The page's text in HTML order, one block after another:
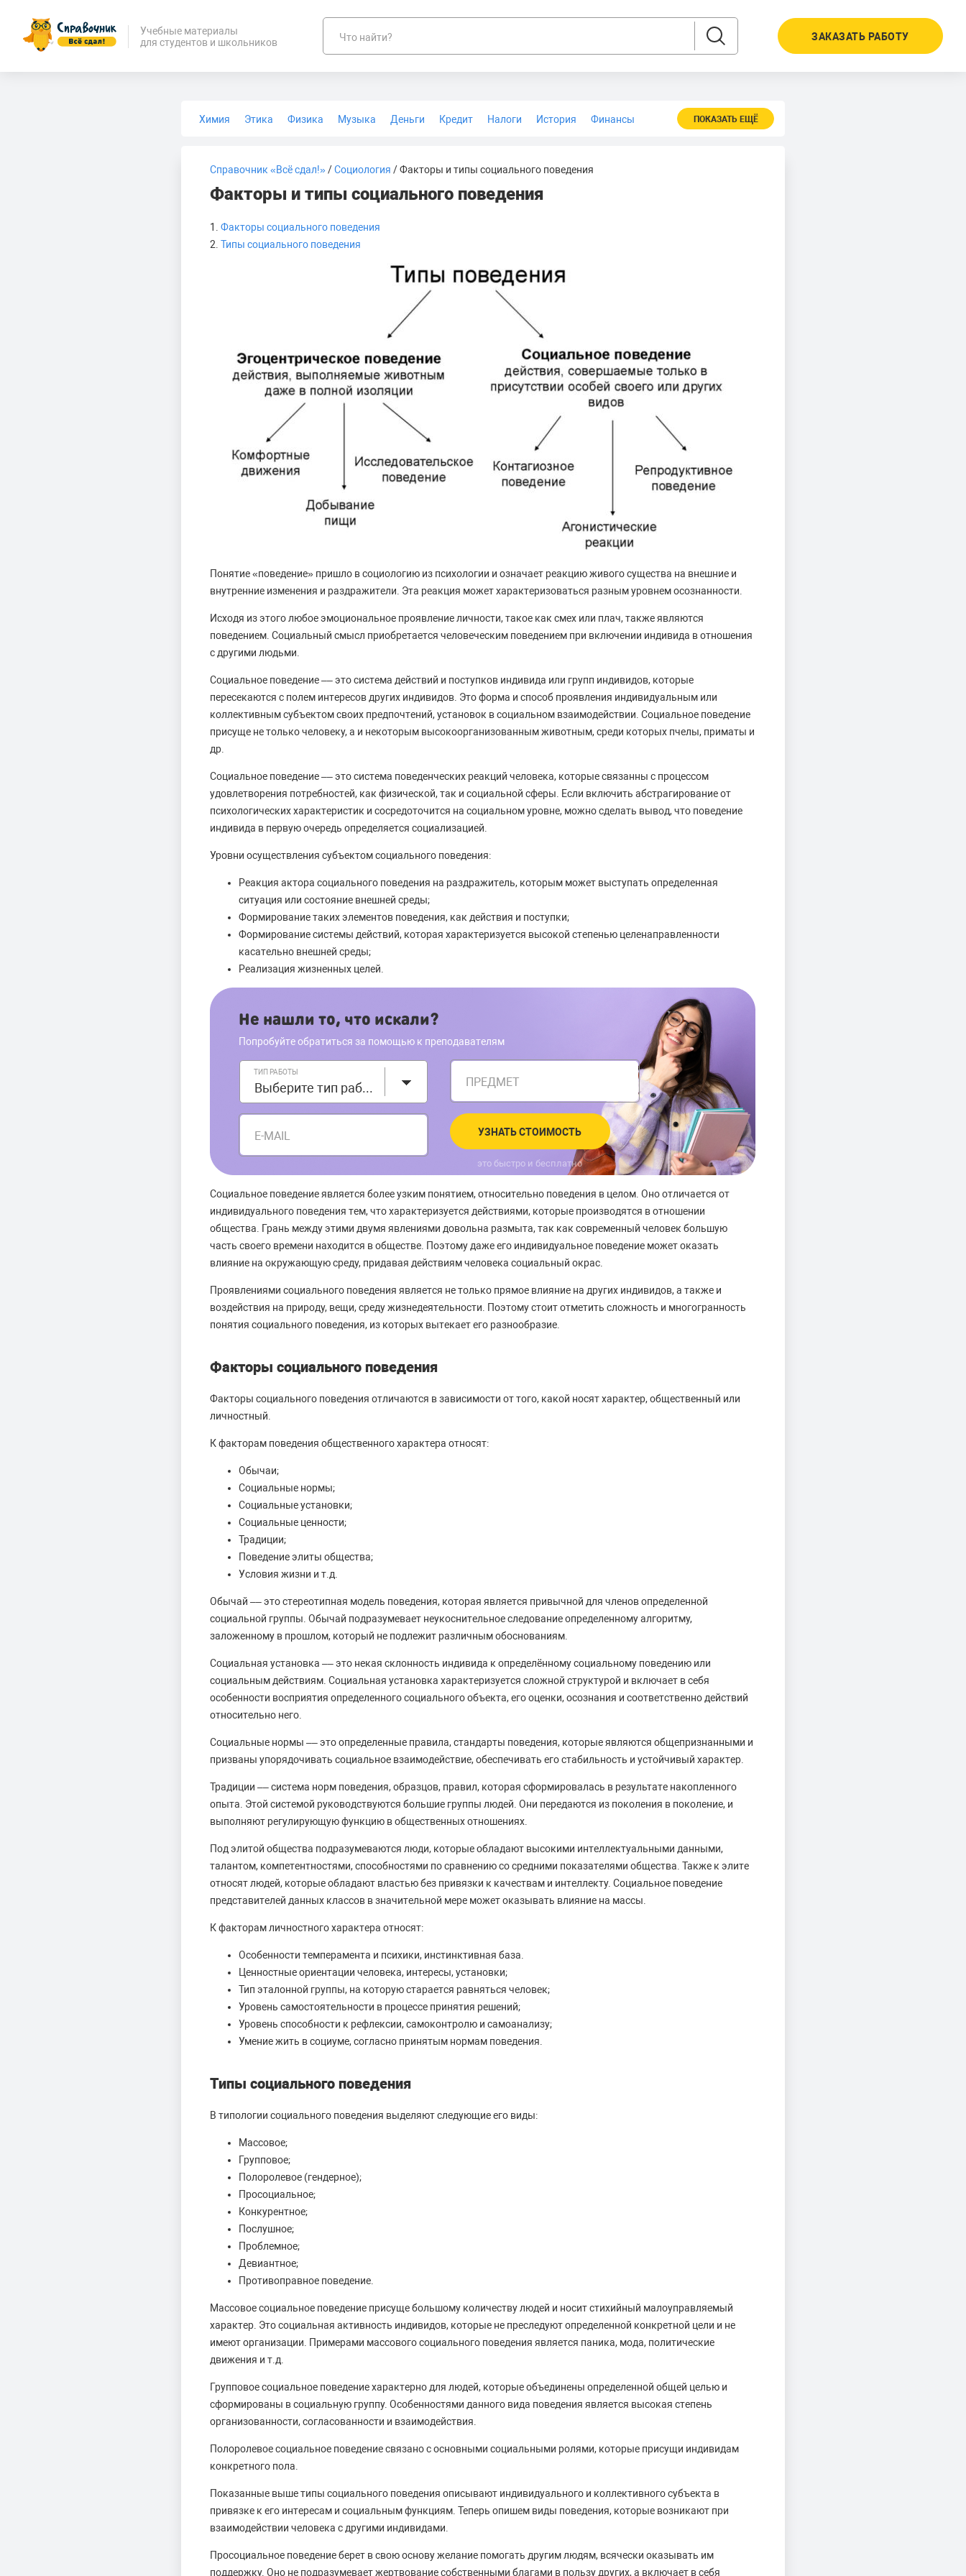
Учебные материалы
для студентов и школьников
Что найти? ЗАКАЗАТЬ РАБОТУ
Химия Этика Физика Музыка Деньги Кредит Налоги История
Финансы
ПОКАЗАТЬ ЕЩЁ
Справочник «Всё сдал!»/Социология / Факторы и типы социального поведения
Факторы и типы социального поведения
1. Факторы социального поведения
2. Типы социального поведения
Понятие «поведение» пришло в социологию из психологии и означает реакцию живого существа на внешние и
внутренние изменения и раздражители. Эта реакция может характеризоваться разным уровнем осознанности.
Исходя из этого любое эмоциональное проявление личности, такое как смех или плач, также являются
поведением. Социальный смысл приобретается человеческим поведением при включении индивида в отношения
с другими людьми.
Социальное поведение –– это система действий и поступков индивида или групп индивидов, которые
пересекаются с полем интересов других индивидов. Это форма и способ проявления индивидуальным или
коллективным субъектом своих предпочтений, установок в социальном взаимодействии. Социальное поведение
присуще не только человеку, а и некоторым высокоорганизованным животным, среди которых пчелы, приматы и
др.
Социальное поведение –– это система поведенческих реакций человека, которые связанны с процессом
удовлетворения потребностей, как физической, так и социальной сферы. Если включить абстрагирование от
психологических характеристик и сосредоточится на социальном уровне, можно сделать вывод, что поведение
индивида в первую очередь определяется социализацией.
Уровни осуществления субъектом социального поведения:
Реакция актора социального поведения на раздражитель, которым может выступать определенная
ситуация или состояние внешней среды;
Формирование таких элементов поведения, как действия и поступки;
Формирование системы действий, которая характеризуется высокой степенью целенаправленности
касательно внешней среды;
Реализация жизненных целей.
Не нашли то, что искали?
Попробуйте обратиться за помощью к преподавателям
ТИП РАБОТЫ
Выберите тип работы ПРЕДМЕТ
E-MAIL УЗНАТЬ СТОИМОСТЬ
это быстро и бесплатно
Социальное поведение является более узким понятием, относительно поведения в целом. Оно отличается от
индивидуального поведения тем, что характеризуется действиями, которые производятся в отношении
общества. Грань между этими двумя явлениями довольна размыта, так как современный человек большую
часть своего времени находится в обществе. Поэтому даже его индивидуальное поведение может оказать
влияние на окружающую среду, придавая действиям человека социальный окрас.
Проявлениями социального поведения является не только прямое влияние на других индивидов, а также и
воздействия на природу, вещи, среду жизнедеятельности. Поэтому стоит отметить сложность и многогранность
понятия социального поведения, из которых вытекает его разнообразие.
Факторы социального поведения
Факторы социального поведения отличаются в зависимости от того, какой носят характер, общественный или
личностный.
К факторам поведения общественного характера относят:
Обычаи;
Социальные нормы;
Социальные установки;
Социальные ценности;
Традиции;
Поведение элиты общества;
Условия жизни и т.д.
Обычай –– это стереотипная модель поведения, которая является привычной для членов определенной
социальной группы. Обычай подразумевает неукоснительное следование определенному алгоритму,
заложенному в прошлом, который не подлежит различным обоснованиям.
Социальная установка –– это некая склонность индивида к определённому социальному поведению или
социальным действиям. Социальная установка характеризуется сложной структурой и включает в себя
особенности восприятия определенного социального объекта, его оценки, осознания и соответственно действий
относительно него.
Социальные нормы –– это определенные правила, стандарты поведения, которые являются общепризнанными и
призваны упорядочивать социальное взаимодействие, обеспечивать его стабильность и устойчивый характер.
Традиции –– система норм поведения, образцов, правил, которая сформировалась в результате накопленного
опыта. Этой системой руководствуются большие группы людей. Они передаются из поколения в поколение, и
выполняют регулирующую функцию в общественных отношениях.
Под элитой общества подразумеваются люди, которые обладают высокими интеллектуальными данными,
талантом, компетентностями, способностями по сравнению со средними показателями общества. Также к элите
относят людей, которые обладают властью без привязки к качествам и интеллекту. Социальное поведение
представителей данных классов в значительной мере может оказывать влияние на массы.
К факторам личностного характера относят:
Особенности темперамента и психики, инстинктивная база.
Ценностные ориентации человека, интересы, установки;
Тип эталонной группы, на которую старается равняться человек;
Уровень самостоятельности в процессе принятия решений;
Уровень способности к рефлексии, самоконтролю и самоанализу;
Умение жить в социуме, согласно принятым нормам поведения.
Типы социального поведения
В типологии социального поведения выделяют следующие его виды:
Массовое;
Групповое;
Полоролевое (гендерное);
Просоциальное;
Конкурентное;
Послушное;
Проблемное;
Девиантное;
Противоправное поведение.
Массовое социальное поведение присуще большому количеству людей и носит стихийный малоуправляемый
характер. Это социальная активность индивидов, которые не преследуют определенной конкретной цели и не
имеют организации. Примерами массового социального поведения является паника, мода, политические
движения и т.д.
Групповое социальное поведение характерно для людей, которые объединены определенной общей целью и
сформированы в социальную группу. Особенностями данного вида поведения является высокая степень
организованности, согласованности и взаимодействия.
Полоролевое социальное поведение связано с основными социальными ролями, которые присущи индивидам
конкретного пола.
Показанные выше типы социального поведения описывают индивидуального и коллективного субъекта в
привязке к его интересам и социальным функциям. Теперь опишем виды поведения, которые возникают при
взаимодействии человека с другими индивидами.
Просоциальное поведение берет в свою основу желание помогать другим людям, всячески оказывать им
поддержку. Оно не подразумевает жертвование собственными благами в пользу других, а включает в себя